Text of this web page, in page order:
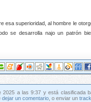
esa superioridad, al hombre le
se desarrolla najo un patrón
2025 a las 9:37 y está clasificada
dejar un comentario , o enviar un